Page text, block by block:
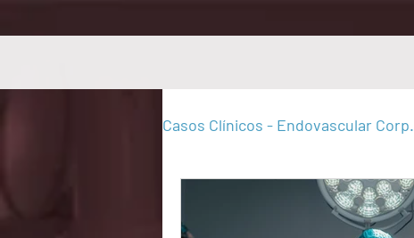
Casos Clínicos - Endovascular Corp.